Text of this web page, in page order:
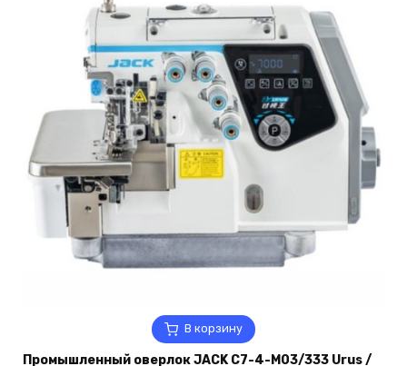
В корзину
Промышленный оверлок JACK C7-4-M03/333 Urus /